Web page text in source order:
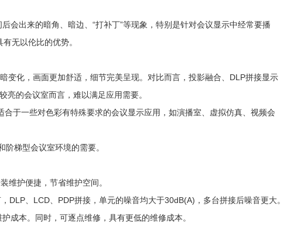
会出来的暗角、暗边、“打补丁”等现象，特别是针对会议显示中经常要播
无以伦比的优势。
变化，画面更加舒适，细节完美呈现。对比而言，投影融合、DLP拼接显示
的会议室而言，难以满足应用需要。
于一些对色彩有特殊要求的会议显示应用，如演播室、虚拟仿真、视频会
梯型会议室环境的需要。
维护便捷，节省维护空间。
、LCD、PDP拼接，单元的噪音均大于30dB(A)，多台拼接后噪音更大。
本。同时，可逐点维修，具有更低的维修成本。